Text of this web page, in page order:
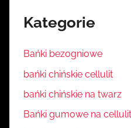
Kategorie
Bańki bezogniowe
bańki chińskie cellulit
bańki chińskie na twarz
Bańki gumowe na cellulit